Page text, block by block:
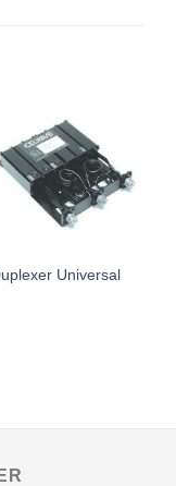
Universal